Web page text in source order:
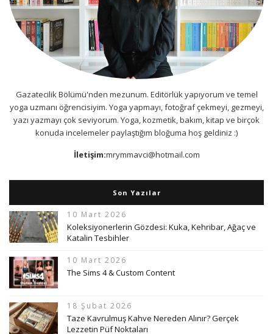
Gazatecilik Bölümü'nden mezunum. Editörlük yapıyorum ve temel
yoga uzmanı öğrencisiyim. Yoga yapmayı, fotoğraf çekmeyi, gezmeyi,
yazı yazmayı çok seviyorum. Yoga, kozmetik, bakım, kitap ve birçok
konuda incelemeler paylaştığım bloğuma hoş geldiniz :)
İletişim:mrymmavci@hotmail.com
Son Yazılar
10 Mart 2026
Koleksiyonerlerin Gözdesi: Kuka, Kehribar, Ağaç ve
Katalin Tesbihler
10 Mart 2026
The Sims 4 & Custom Content
18 Şubat 2026
Taze Kavrulmuş Kahve Nereden Alınır? Gerçek
Lezzetin Püf Noktaları